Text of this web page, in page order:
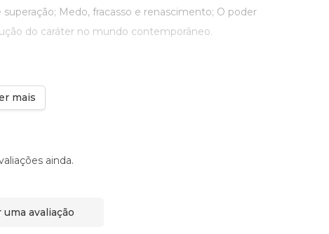
Medo, fracasso e renascimento; O poder
do caráter no mundo contemporâneo.
mais
ainda.
avaliação